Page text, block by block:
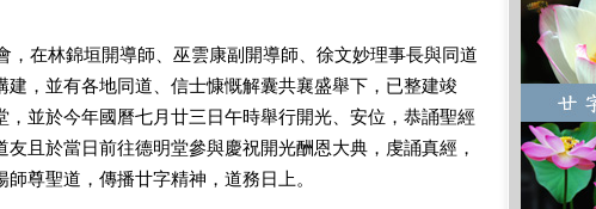
在林錦垣開導師、巫雲康副開導師、徐文妙理事長與同道
建，並有各地同道、信士慷慨解囊共襄盛舉下，已整建竣
，並於今年國曆七月廿三日午時舉行開光、安位，恭誦聖經
且於當日前往德明堂參與慶祝開光酬恩大典，虔誦真經，
尊聖道，傳播廿字精神，道務日上。